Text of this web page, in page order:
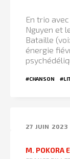
En trio
Nguyen et
Bataille
énergie
#CHANSON
27 JUIN 2023
M. POKORA